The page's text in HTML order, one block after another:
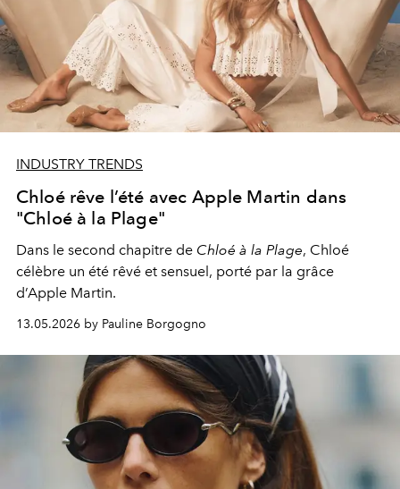
INDUSTRY TRENDS
Chloé rêve l’été avec Apple Martin dans
"Chloé à la Plage"
Dans le second chapitre de Chloé à la Plage, Chloé
célèbre un été rêvé et sensuel, porté par la grâce
d’Apple Martin.
13.05.2026 by Pauline Borgogno